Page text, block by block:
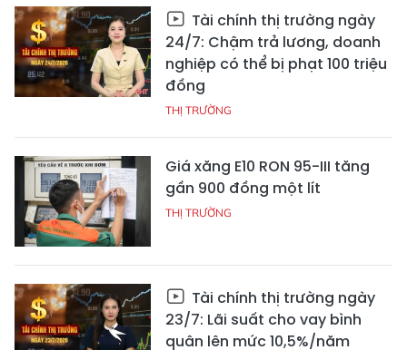
Tài chính thị trường ngày
24/7: Chậm trả lương, doanh
nghiệp có thể bị phạt 100 triệu
đồng
THỊ TRƯỜNG
Giá xăng E10 RON 95-III tăng
gần 900 đồng một lít
THỊ TRƯỜNG
Tài chính thị trường ngày
23/7: Lãi suất cho vay bình
quân lên mức 10,5%/năm